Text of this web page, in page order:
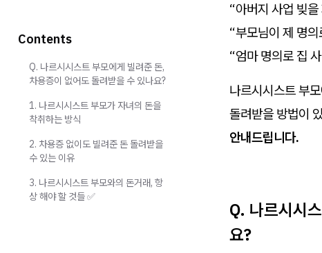
“아버지 사업 빚
“부모님이 제 명
“엄마 명의로 집
나르시시스트 부
돌려받을 방법이
안내드립니다.
Q. 나르시시
요?
Contents
Q. 나르시시스트 부모에게 빌려준 돈,
차용증이 없어도 돌려받을 수 있나요?
1. 나르시시스트 부모가 자녀의 돈을
착취하는 방식
2. 차용증 없이도 빌려준 돈 돌려받을
수 있는 이유
3. 나르시시스트 부모와의 돈거래, 항
상 해야 할 것들 ✅